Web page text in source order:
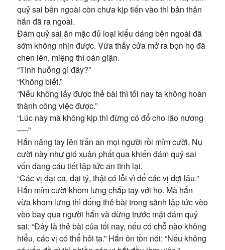
quỷ sai bên ngoài còn chưa kịp tiến vào thì bản thân
hắn đã ra ngoài.
Đám quỷ sai ăn mặc đủ loại kiểu dáng bên ngoài đã
sớm không nhịn được. Vừa thấy cửa mở ra bọn họ đã
chen lên, miệng thì oán giận.
“Tình huống gì đây?”
“Không biết.”
“Nếu không lấy được thẻ bài thì tối nay ta không hoàn
thành công việc được.”
“Lúc này mà không kịp thì đừng có đổ cho lão nương
──”
Hắn nâng tay lên trấn an mọi người rồi mỉm cười. Nụ
cười này như gió xuân phất qua khiến đám quỷ sai
vốn đang cáu tiết lập tức an tĩnh lại.
“Các vị đại ca, đại tỷ, thật có lỗi vì để các vị đợi lâu.”
Hắn mỉm cười khom lưng chắp tay với họ. Mà hắn
vừa khom lưng thì đống thẻ bài trong sảnh lập tức vèo
vèo bay qua người hắn và dừng trước mặt đám quỷ
sai: “Đây là thẻ bài của tối nay, nếu có chỗ nào không
hiểu, các vị có thể hỏi ta.” Hắn ôn tồn nói: “Nếu không